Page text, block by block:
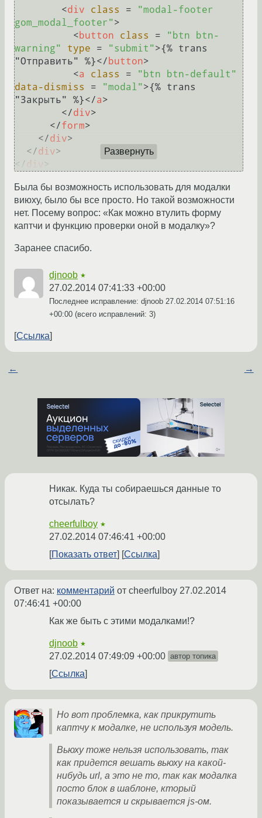
<div class =
"modal-footer
gom_modal_footer">
<button class =
"btn btn-
warning"
type = "submit">{% trans
"Отправить" %}</ button>
<a class =
"btn btn-default"
data-dismiss
= "modal">{% trans
"Закрыть" %}</a>
</div>
</form>
</div>
</div>
</ div >
Развернуть
Была бы возможность использовать для модалки
виюху, было бы все просто. Но такой возможности
нет. Посему вопрос: «Как можно втулить форму
каптчи и функцию проверки оной в модалку»?
Заранее спасибо.
djnoob ★
27.02.2014 07:41:33 +00:00
Последнее исправление: djnoob 27.02.2014 07:51:16
+00:00 (всего исправлений: 3)
Ссылка
← →
Никак. Куда ты собираешься данные то
отсылать?
cheerfulboy ★
27.02.2014 07:46:41 +00:00
Показать ответ
Ссылка
Ответ на: комментарий от cheerfulboy 27.02.2014
07:46:41 +00:00
Как же быть с этими модалками!?
djnoob ★
27.02.2014 07:49:09 +00:00 автор топика
Ссылка
Но вот проблемка, как прикрутить
каптчу к модалке, не используя модель.
Вьюху тоже нельзя использовать, так
как придется вешать вьюху на какой-
нибудь url, а это не то, так как модалка
посто блок в шаблоне, кторый
показывается и скрывается js-ом.